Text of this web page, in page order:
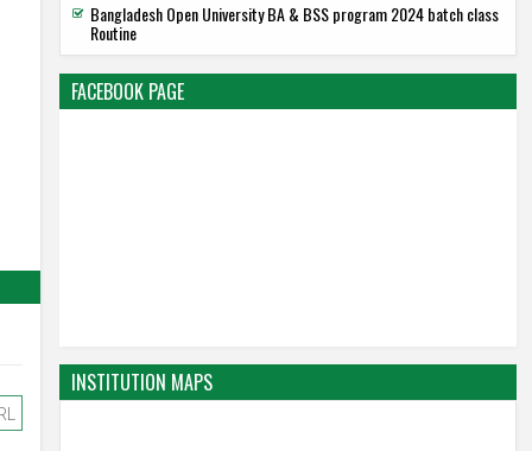
Bangladesh Open University BA & BSS program 2024 batch class
Routine
FACEBOOK PAGE
INSTITUTION MAPS